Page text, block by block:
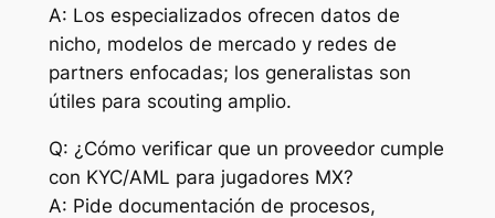
A: Los especializados ofrecen datos de
nicho, modelos de mercado y redes de
partners enfocadas; los generalistas son
útiles para scouting amplio.
Q: ¿Cómo verificar que un proveedor cumple
con KYC/AML para jugadores MX?
A: Pide documentación de procesos,